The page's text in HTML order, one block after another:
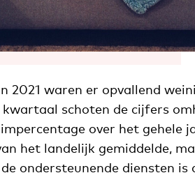
2021 waren er opvallend
schoten de cijfers
over het gehele
het landelijk gemiddelde,
ondersteunende diensten